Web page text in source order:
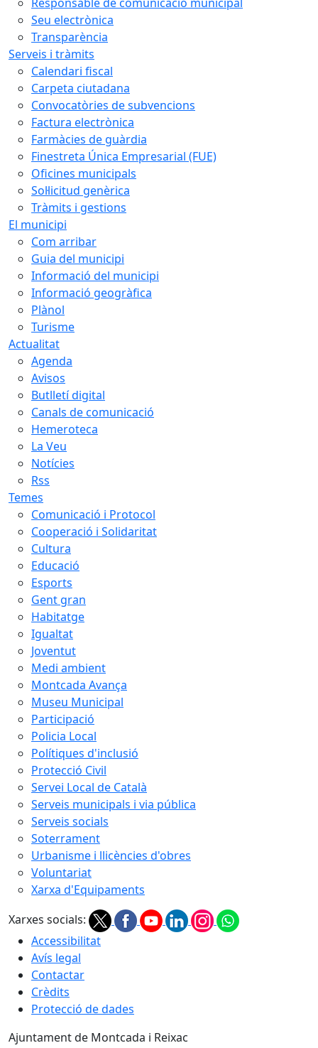
Responsable de comunicació municipal
Seu electrònica
Transparència
Serveis i tràmits
Calendari fiscal
Carpeta ciutadana
Convocatòries de subvencions
Factura electrònica
Farmàcies de guàrdia
Finestreta Única Empresarial (FUE)
Oficines municipals
Sol·licitud genèrica
Tràmits i gestions
El municipi
Com arribar
Guia del municipi
Informació del municipi
Informació geogràfica
Plànol
Turisme
Actualitat
Agenda
Avisos
Butlletí digital
Canals de comunicació
Hemeroteca
La Veu
Notícies
Rss
Temes
Comunicació i Protocol
Cooperació i Solidaritat
Cultura
Educació
Esports
Gent gran
Habitatge
Igualtat
Joventut
Medi ambient
Montcada Avança
Museu Municipal
Participació
Policia Local
Polítiques d'inclusió
Protecció Civil
Servei Local de Català
Serveis municipals i via pública
Serveis socials
Soterrament
Urbanisme i llicències d'obres
Voluntariat
Xarxa d'Equipaments
Xarxes socials:
Accessibilitat
Avís legal
Contactar
Crèdits
Protecció de dades
Ajuntament de Montcada i Reixac